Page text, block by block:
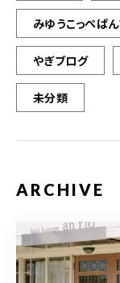
みゆうこっぺぱ
やぎブログ
未分類
ARCHIVE